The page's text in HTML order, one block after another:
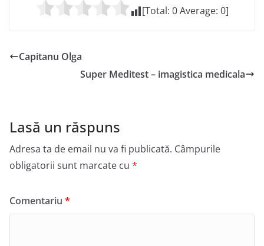
[Total: 0Average: 0]
Capitanu Olga
Super Meditest – imagistica medicala
Lasă un răspuns
Adresa ta de email nu va fi publicată. Câmpurile
obligatorii sunt marcate cu *
Comentariu *